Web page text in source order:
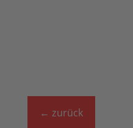
← zurück